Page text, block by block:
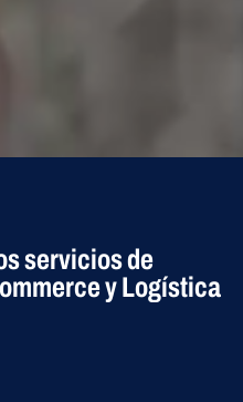
servicios de
y Logística​